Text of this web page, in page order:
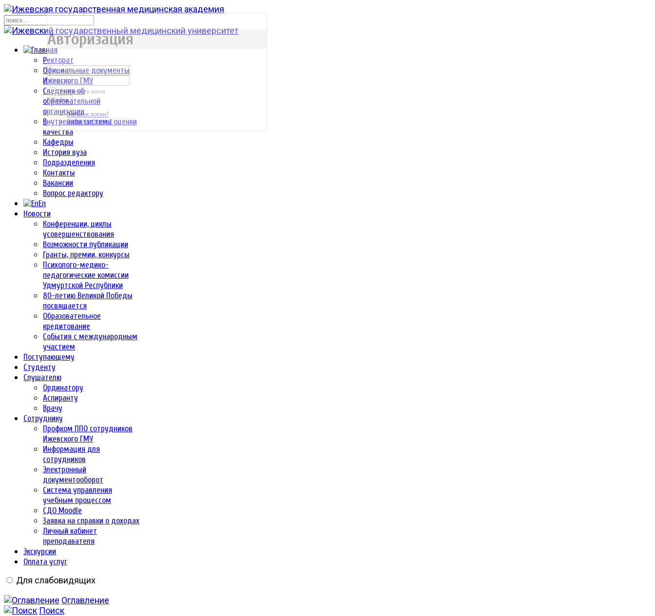
Ректорат
Официальные документы
Ижевского ГМУ
Сведения об
образовательной
организации
Внутренняя система оценки
качества
Кафедры
История вуза
Подразделения
Контакты
Вакансии
Вопрос редактору
En
Новости
Конференции, циклы
усовершенствования
Возможности публикации
Гранты, премии, конкурсы
Психолого-медико-
педагогические комиссии
Удмуртской Республики
80-летию Великой Победы
посвящается
Образовательное
кредитование
События с международным
участием
Поступающему
Студенту
Слушателю
Ординатору
Аспиранту
Врачу
Сотруднику
Профком ППО сотрудников
Ижевского ГМУ
Информация для
сотрудников
Электронный
документооборот
Система управления
учебным процессом
СДО Moodle
Заявка на справки о доходах
Личный кабинет
преподавателя
Экскурсии
Оплата услуг
Для слабовидящих
Оглавление
Поиск
р
Авторизация
Запомнить меня
Войти
Забыли логин?
Забыли пароль?